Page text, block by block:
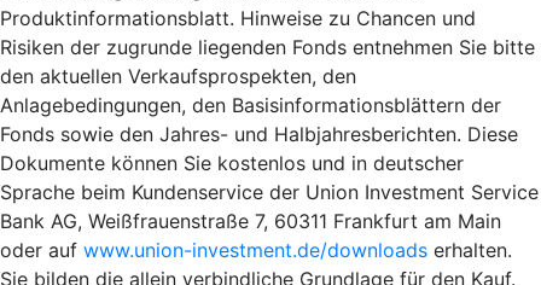
Produktinformationsblatt. Hinweise zu Chancen und
Risiken der zugrunde liegenden Fonds entnehmen Sie bitte
den aktuellen Verkaufsprospekten, den
Anlagebedingungen, den Basisinformationsblättern der
Fonds sowie den Jahres- und Halbjahresberichten. Diese
Dokumente können Sie kostenlos und in deutscher
Sprache beim Kundenservice der Union Investment Service
Bank AG, Weißfrauenstraße 7, 60311 Frankfurt am Main
oder auf www.union-investment.de/downloads erhalten.
Sie bilden die allein verbindliche Grundlage für den Kauf.